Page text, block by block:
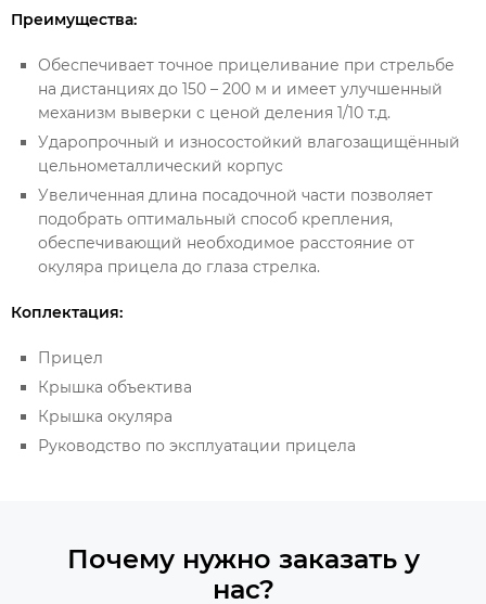
Преимущества:
Обеспечивает точное прицеливание при стрельбе
на дистанциях до 150 – 200 м и имеет улучшенный
механизм выверки с ценой деления 1/10 т.д.
Ударопрочный и износостойкий влагозащищённый
цельнометаллический корпус
Увеличенная длина посадочной части позволяет
подобрать оптимальный способ крепления,
обеспечивающий необходимое расстояние от
окуляра прицела до глаза стрелка.
Коплектация:
Прицел
­Крышка объектива
­Крышка окуляра
Руководство по эксплуатации прицела
Почему нужно заказать у
нас?